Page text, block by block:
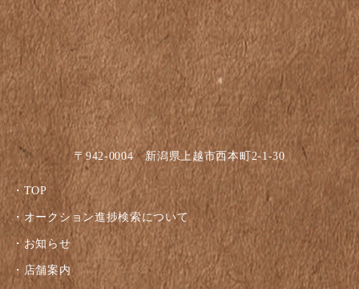
〒942-0004 新潟県上越市西本町2-1-30
TOP
オークション進捗検索について
お知らせ
店舗案内